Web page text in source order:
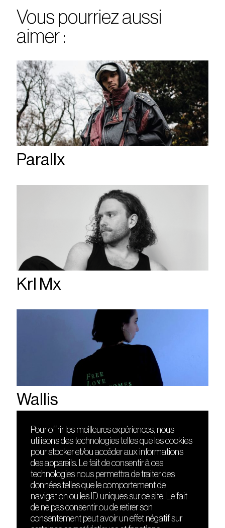
Vous pourriez aussi
aimer :
Parallx
Krl Mx
Wallis
DÉCOUVRIR
Le lieu
Contact
Presse
Cours de DJing
TMLAB
FRIENDS
Nuits sonores
HEAT
Hôtel71
La Gaîté Lyrique
Pour offrir les meilleures expériences, nous
utilisons des technologies telles que les cookies
pour stocker et/ou accéder aux informations
des appareils. Le fait de consentir à ces
technologies nous permettra de traiter des
données telles que le comportement de
navigation ou les ID uniques sur ce site. Le fait
de ne pas consentir ou de retirer son
consentement peut avoir un effet négatif sur